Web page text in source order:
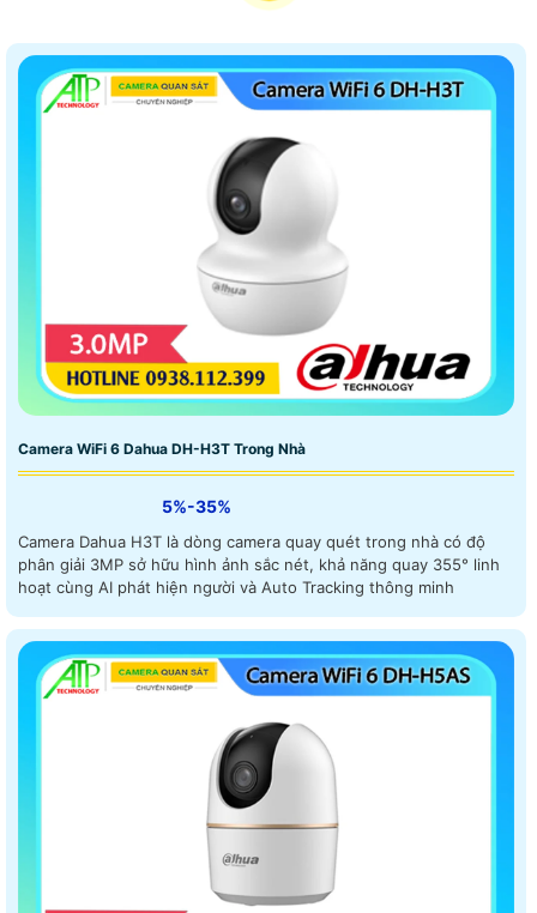
Camera WiFi 6 Dahua DH-H3T Trong Nhà
5%-35%
Camera Dahua H3T là dòng camera quay quét trong nhà có độ
phân giải 3MP sở hữu hình ảnh sắc nét, khả năng quay 355° linh
hoạt cùng AI phát hiện người và Auto Tracking thông minh